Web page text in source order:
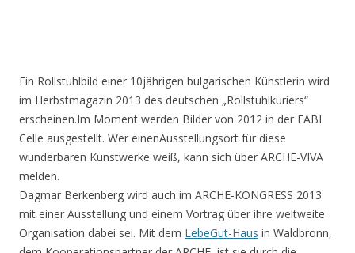
Ein Rollstuhlbild einer 10jährigen bulgarischen Künstlerin wird
im Herbstmagazin 2013 des deutschen „Rollstuhlkuriers“
erscheinen.Im Moment werden Bilder von 2012 in der FABI
Celle ausgestellt. Wer einenAusstellungsort für diese
wunderbaren Kunstwerke weiß, kann sich über ARCHE-VIVA
melden.
Dagmar Berkenberg wird auch im ARCHE-KONGRESS 2013
mit einer Ausstellung und einem Vortrag über ihre weltweite
Organisation dabei sei. Mit dem LebeGut-Haus in Waldbronn,